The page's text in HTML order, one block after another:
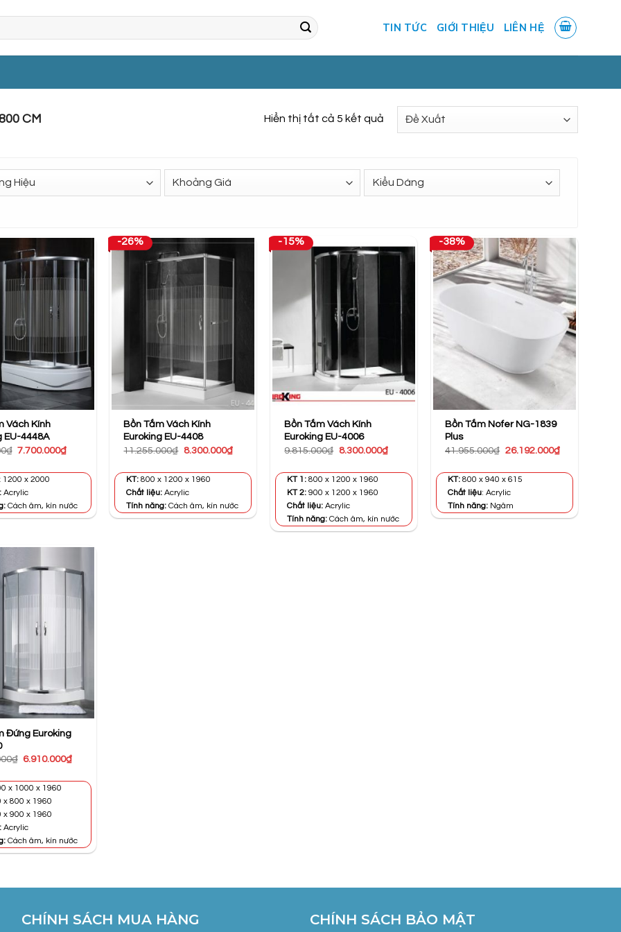
TIN TỨC GIỚI THIỆU LIÊN HỆ
CM Hiển thị tất cả 5 kết quả
Vách Kính
EU-4448A
₫ Giá
9.800.000₫.
7.700.000₫Giá
x 2000
Acrylic
Cách âm, kín nước
-26%
Bồn Tắm Vách Kính
Euroking EU-4408
11.255.000₫ Giá
11.255.000₫.
8.300.000₫Giá
KT:800 x 1200 x 1960
Chất liệu:Acrylic
Tính năng:Cách âm, kín nước
-15%
Bồn Tắm Vách Kính
Euroking EU-4006
9.815.000₫ Giá
9.815.000₫.
8.300.000₫Giá
KT 1: 800 x 1200 x 1960
KT 2: 900 x 1200 x 1960
Chất liệu:Acrylic
Tính năng:Cách âm, kín nước
-38%
Bồn Tắm Nofer NG-1839
Plus
41.955.000₫ Giá
41.955.000₫.
26.192.000₫Giá
KT:800 x 940 x 615
Chất liệu: Acrylic
Tính năng:Ngâm
Đứng Euroking
₫ Giá
11.530.000₫.
6.910.000₫Giá
x 1000 x 1960
x 800 x 1960
x 900 x 1960
Acrylic
Cách âm, kín nước
CHÍNH SÁCH MUA HÀNG CHÍNH SÁCH BẢO MẬT